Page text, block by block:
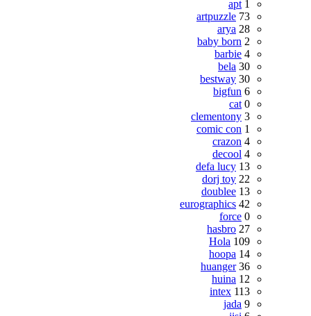
apt 1
artpuzzle 73
arya 28
baby born 2
barbie 4
bela 30
bestway 30
bigfun 6
cat 0
clementony 3
comic con 1
crazon 4
decool 4
defa lucy 13
dorj toy 22
doublee 13
eurographics 42
force 0
hasbro 27
Hola 109
hoopa 14
huanger 36
huina 12
intex 113
jada 9